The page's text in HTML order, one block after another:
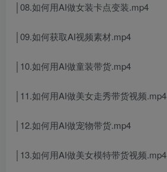
│08.如何用AI做女装卡点变装.mp4
│09.如何获取AI视频素材.mp4
│10.如何用AI做童装带货.mp4
│11.如何用AI做美女走秀带货视频.mp4
│12.如何用AI做宠物带货.mp4
│13.如何用AI做美女模特带货视频.mp4